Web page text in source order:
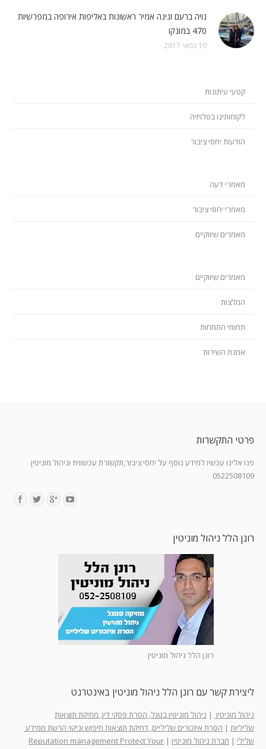
נויה ברעם ונינה אמיר ראשונות באליפות אירופה במפרשיות
470 במונקו
10 במאי 2017
קטעי עיתונות
לקוחותינו בטלויזיה
הודעות יחסי ציבור
מאמרי דעה
מאמרי יחסי ציבור
מאמרים שיווקיים
מאמרים שיווקיים
המלצות
תחומי התמחות
אמנת השירות
פרטי התקשרות
פנו אלינו עכשיו למידע נוסף על יחסי ציבור,תקשורת עכשווית וניהול מוניטין
0522508109
רונן הלל ניהול מוניטין
רונן הלל ניהול מוניטין
ליצירת קשר עם רונן הלל ניהול מוניטין באינטרנט
ניהול מוניטין | ניהול מוניטין בגוגל, הסרת פסקי דין, מחיקת תוצאות
שליליות | הסרת איזכורים שליליים, דחיקת תוצאות חיפוש וניקוי הרשת ממידע
שלילי | חברת ניהול מוניטין |
Reputation management Protect Your